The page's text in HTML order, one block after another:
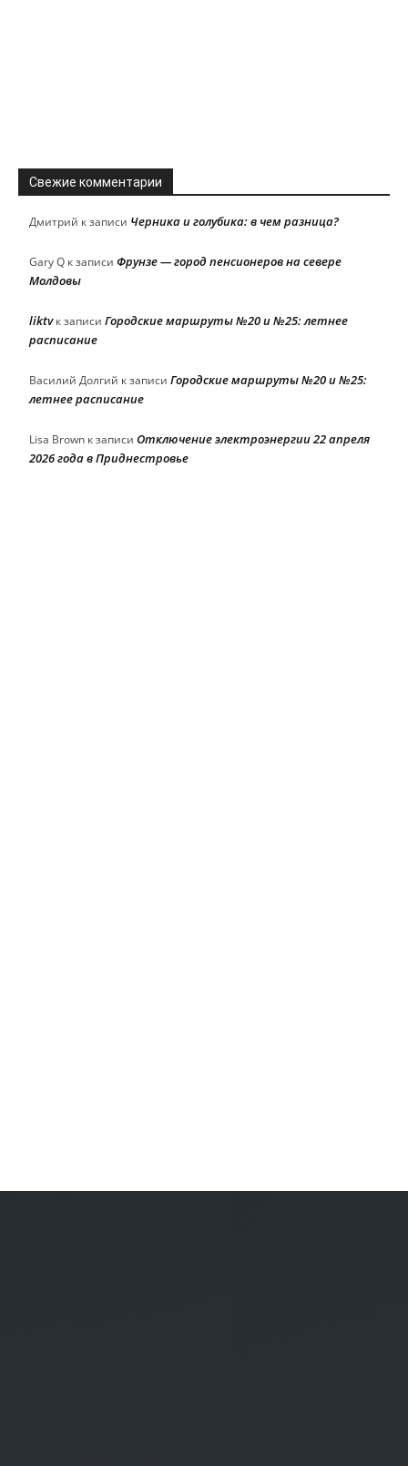
Свежие комментарии
Дмитрий к записи Черника и голубика: в чем разница?
Gary Q к записи Фрунзе — город пенсионеров на севере
Молдовы
liktvк записи Городские маршруты №20 и №25: летнее
расписание
Василий Долгий к записи Городские маршруты №20 и №25:
летнее расписание
Lisa Brown к записи Отключение электроэнергии 22 апреля
2026 года в Приднестровье